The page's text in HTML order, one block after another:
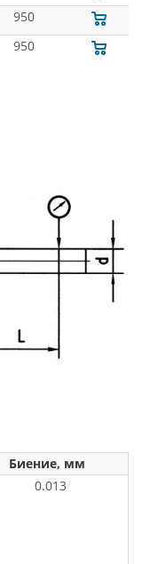
950
950
Биение, мм
0.013